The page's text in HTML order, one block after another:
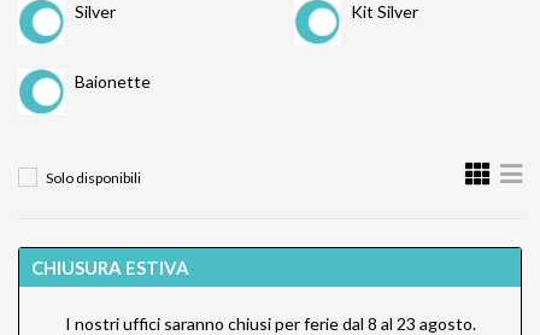
Silver Kit Silver
Baionette
Solo disponibili
CHIUSURA ESTIVA
I nostri uffici saranno chiusi per ferie dal 8 al 23 agosto.